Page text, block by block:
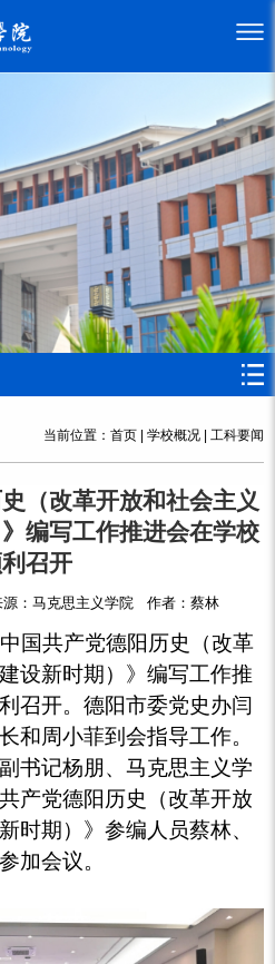
当前位置： 首页 | 学校概况 | 工科要闻
（改革开放和社会主义
编写工作推进会在学校
召开
：马克思主义学院 作者：蔡林
国共产党德阳历史（改革
设新时期）》编写工作推
召开。德阳市委党史办闫
和周小菲到会指导工作。
书记杨朋、马克思主义学
产党德阳历史（改革开放
时期）》参编人员蔡林、
加会议。